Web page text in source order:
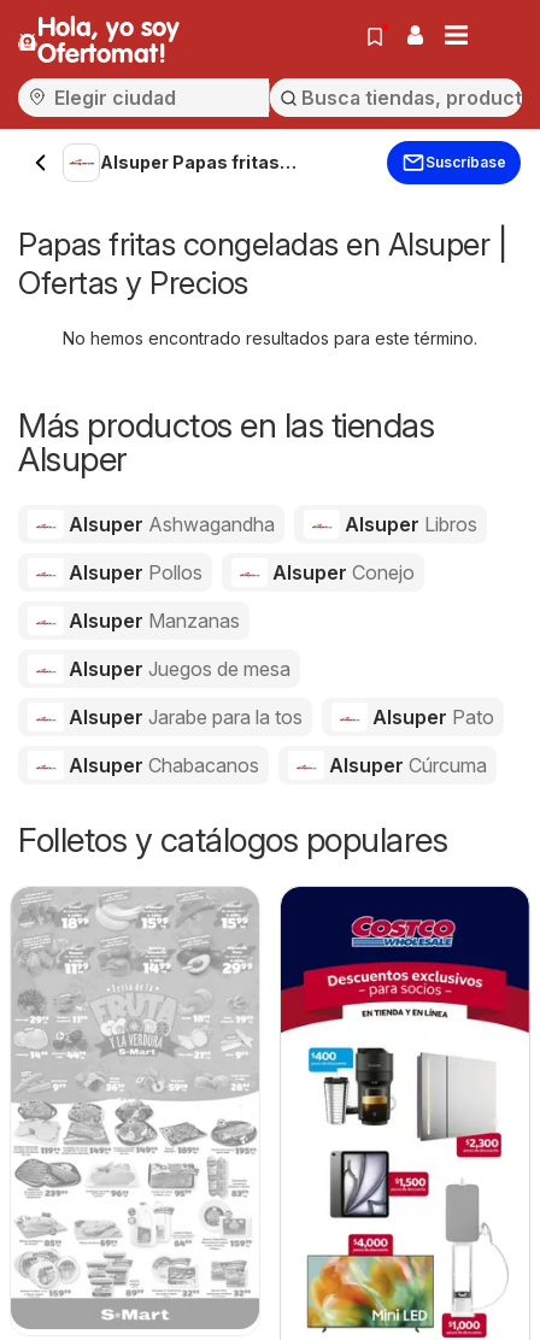
Hola, yo soy
Ofertomat!
Alsuper Papas fritas
Suscríbase
Papas fritas congeladas en Alsuper |
Ofertas y Precios
No hemos encontrado resultados para este término.
Más productos en las tiendas
Alsuper
Alsuper Ashwagandha Alsuper Libros
Alsuper Pollos Alsuper Conejo
Alsuper Manzanas
Alsuper Juegos de mesa
Alsuper Jarabe para la tos Alsuper Pato
Alsuper Chabacanos Alsuper Cúrcuma
Folletos y catálogos populares